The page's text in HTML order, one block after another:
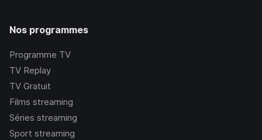
Nos programmes
Programme TV
TV Replay
TV Gratuit
Films streaming
Séries streaming
Sport streaming